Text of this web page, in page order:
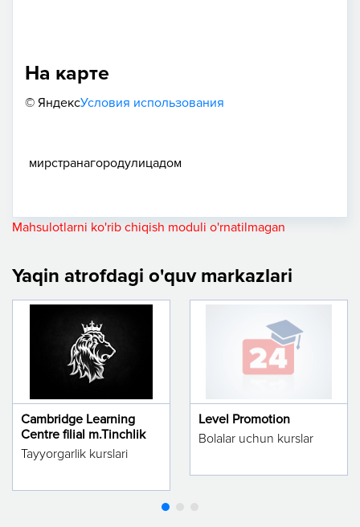
На карте
© ЯндексУсловия использования
мирстранагородулицадом
Mahsulotlarni ko'rib chiqish moduli o'rnatilmagan
Yaqin atrofdagi o'quv markazlari
Cambridge Learning
Centre filial m.Tinchlik
Tayyorgarlik kurslari
Level Promotion
Bolalar uchun kurslar